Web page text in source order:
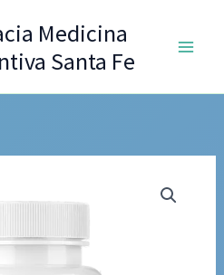
Medicina
Santa Fe